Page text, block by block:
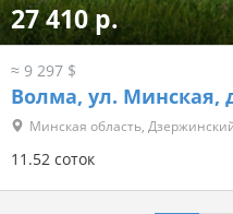
27 410 р.
≈ 9 297 $
Волма, ул. Минская,
Минская область,
11.52 соток